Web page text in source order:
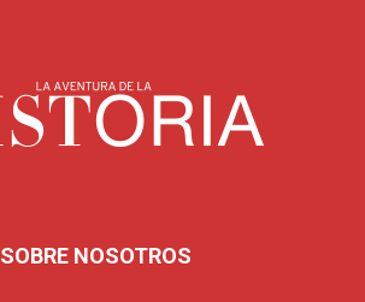
SOBRE NOSOTROS